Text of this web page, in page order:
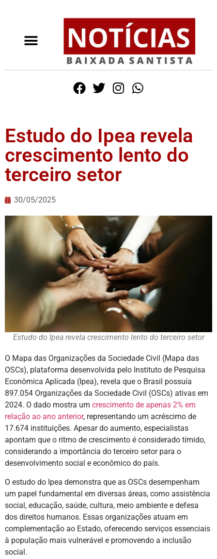
Estudo do Ipea revela
crescimento lento do
terceiro setor
30/05/2025
Estudo do Ipea revela crescimento lento do terceiro setor
O Mapa das Organizações da Sociedade Civil (Mapa das
OSCs), plataforma desenvolvida pelo Instituto de Pesquisa
Econômica Aplicada (Ipea), revela que o Brasil possuía
897.054 Organizações da Sociedade Civil (OSCs) ativas em
2024. O dado mostra um crescimento de apenas 2% em
relação ao ano anterior, representando um acréscimo de
17.674 instituições. Apesar do aumento, especialistas
apontam que o ritmo de crescimento é considerado tímido,
considerando a importância do terceiro setor para o
desenvolvimento social e econômico do país.
O estudo do Ipea demonstra que as OSCs desempenham
um papel fundamental em diversas áreas, como assistência
social, educação, saúde, cultura, meio ambiente e defesa
dos direitos humanos. Essas organizações atuam em
complementação ao Estado, oferecendo serviços essenciais
à população mais vulnerável e promovendo a inclusão
social.